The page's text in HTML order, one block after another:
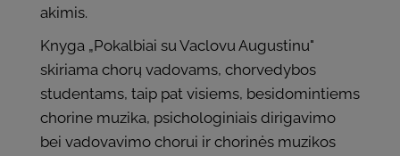
akimis.
Knyga „Pokalbiai su Vaclovu Augustinu"
skiriama chorų vadovams, chorvedybos
studentams, taip pat visiems, besidomintiems
chorine muzika, psichologiniais dirigavimo
bei vadovavimo chorui ir chorinės muzikos